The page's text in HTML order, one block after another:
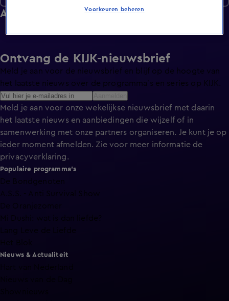
Afleveringen
Ontvang de KIJK-nieuwsbrief
Meld je aan voor de nieuwsbrief en blijf op de hoogte van
het laatste nieuws over de programma’s en series op KIJK.
Meld je aan voor onze wekelijkse nieuwsbrief met daarin
het laatste nieuws en aanbiedingen die wijzelf of in
samenwerking met onze partners organiseren. Je kunt je op
ieder moment afmelden. Zie voor meer informatie de
privacyverklaring.
Populaire programma's
De Bondgenoten
A.S.S. - Anti Survival Show
De Oranjezomer
Mi Dushi: wat is dan liefde?
Lang Leve de Liefde
Nieuws & Actualiteit
Voorkeuren beheren